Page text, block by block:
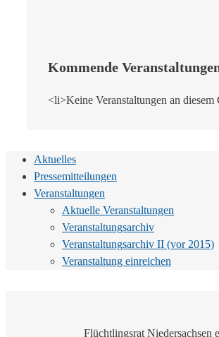
Kommende
<li>Keine Veranstaltungen an
Aktuelles
Pressemitteilungen
Veranstaltungen
Aktuelle Veranstaltungen
Veranstaltungsarchiv
Veranstaltungsarchiv II (vor 2015)
Veranstaltung einreichen
Flüchtlingsrat Niedersachsen